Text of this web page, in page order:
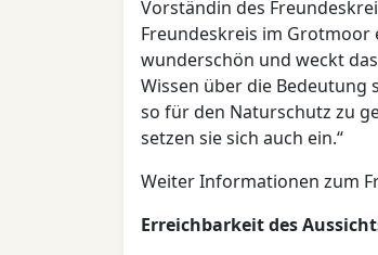
Vorständin des
Freundeskreis im
wunderschön und weckt
Wissen über die Bedeutung
so für den Naturschutz zu
setzen sie sich auch ein.“
Weiter Informationen zum
Erreichbarkeit des